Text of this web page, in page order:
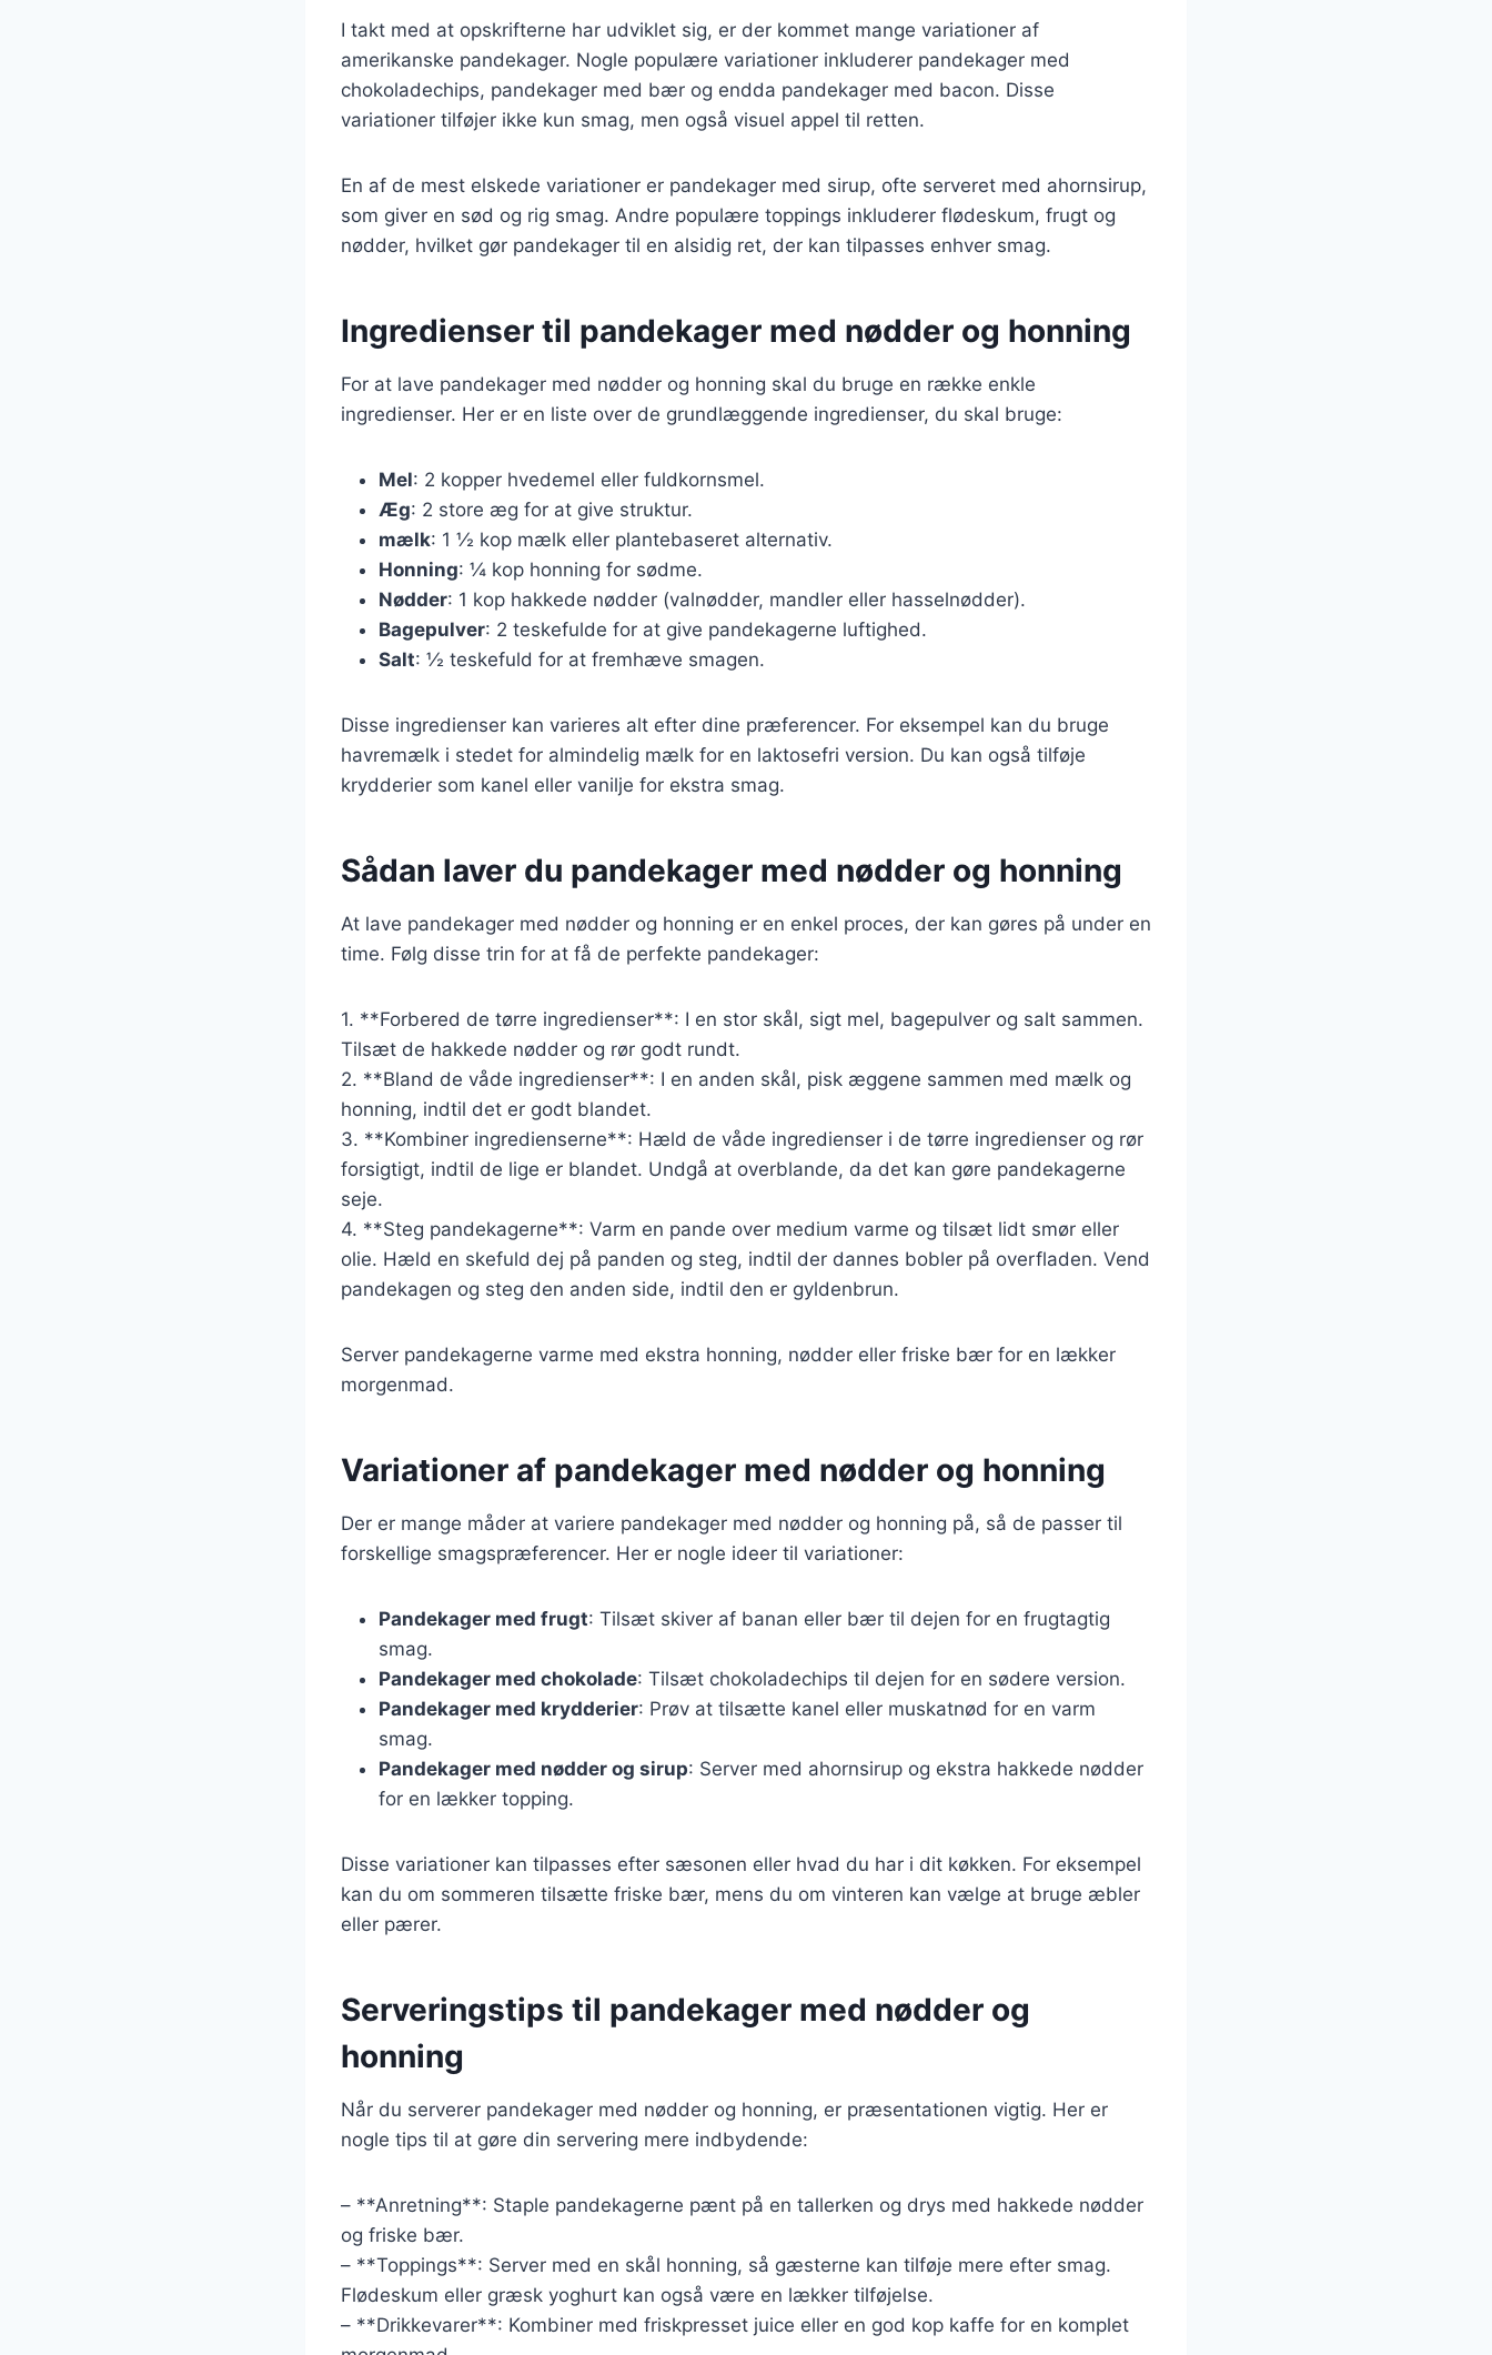
I takt med at opskrifterne har udviklet sig, er der kommet mange variationer af
amerikanske pandekager. Nogle populære variationer inkluderer pandekager med
chokoladechips, pandekager med bær og endda pandekager med bacon. Disse
variationer tilføjer ikke kun smag, men også visuel appel til retten.
En af de mest elskede variationer er pandekager med sirup, ofte serveret med ahornsirup,
som giver en sød og rig smag. Andre populære toppings inkluderer flødeskum, frugt og
nødder, hvilket gør pandekager til en alsidig ret, der kan tilpasses enhver smag.
Ingredienser til pandekager med nødder og honning
For at lave pandekager med nødder og honning skal du bruge en række enkle
ingredienser. Her er en liste over de grundlæggende ingredienser, du skal bruge:
Mel: 2 kopper hvedemel eller fuldkornsmel.
Æg: 2 store æg for at give struktur.
mælk: 1 ½ kop mælk eller plantebaseret alternativ.
Honning: ¼ kop honning for sødme.
Nødder: 1 kop hakkede nødder (valnødder, mandler eller hasselnødder).
Bagepulver: 2 teskefulde for at give pandekagerne luftighed.
Salt: ½ teskefuld for at fremhæve smagen.
Disse ingredienser kan varieres alt efter dine præferencer. For eksempel kan du bruge
havremælk i stedet for almindelig mælk for en laktosefri version. Du kan også tilføje
krydderier som kanel eller vanilje for ekstra smag.
Sådan laver du pandekager med nødder og honning
At lave pandekager med nødder og honning er en enkel proces, der kan gøres på under en
time. Følg disse trin for at få de perfekte pandekager:
1. **Forbered de tørre ingredienser**: I en stor skål, sigt mel, bagepulver og salt sammen.
Tilsæt de hakkede nødder og rør godt rundt.
2. **Bland de våde ingredienser**: I en anden skål, pisk æggene sammen med mælk og
honning, indtil det er godt blandet.
3. **Kombiner ingredienserne**: Hæld de våde ingredienser i de tørre ingredienser og rør
forsigtigt, indtil de lige er blandet. Undgå at overblande, da det kan gøre pandekagerne
seje.
4. **Steg pandekagerne**: Varm en pande over medium varme og tilsæt lidt smør eller
olie. Hæld en skefuld dej på panden og steg, indtil der dannes bobler på overfladen. Vend
pandekagen og steg den anden side, indtil den er gyldenbrun.
Server pandekagerne varme med ekstra honning, nødder eller friske bær for en lækker
morgenmad.
Variationer af pandekager med nødder og honning
Der er mange måder at variere pandekager med nødder og honning på, så de passer til
forskellige smagspræferencer. Her er nogle ideer til variationer:
Pandekager med frugt: Tilsæt skiver af banan eller bær til dejen for en frugtagtig
smag.
Pandekager med chokolade: Tilsæt chokoladechips til dejen for en sødere version.
Pandekager med krydderier: Prøv at tilsætte kanel eller muskatnød for en varm
smag.
Pandekager med nødder og sirup: Server med ahornsirup og ekstra hakkede nødder
for en lækker topping.
Disse variationer kan tilpasses efter sæsonen eller hvad du har i dit køkken. For eksempel
kan du om sommeren tilsætte friske bær, mens du om vinteren kan vælge at bruge æbler
eller pærer.
Serveringstips til pandekager med nødder og
honning
Når du serverer pandekager med nødder og honning, er præsentationen vigtig. Her er
nogle tips til at gøre din servering mere indbydende:
– **Anretning**: Staple pandekagerne pænt på en tallerken og drys med hakkede nødder
og friske bær.
– **Toppings**: Server med en skål honning, så gæsterne kan tilføje mere efter smag.
Flødeskum eller græsk yoghurt kan også være en lækker tilføjelse.
– **Drikkevarer**: Kombiner med friskpresset juice eller en god kop kaffe for en komplet